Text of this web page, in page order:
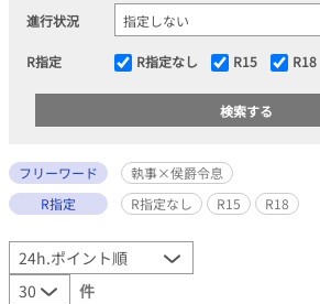
進行状況
R指定 R指定なし R15 R18
フリーワード
執事×侯爵令息
R指定
R指定なし R15 R18
件